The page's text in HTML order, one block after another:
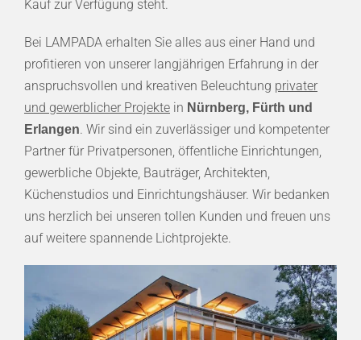
Kauf zur Verfügung steht.
Bei LAMPADA erhalten Sie alles aus einer Hand und
profitieren von unserer langjährigen Erfahrung in der
anspruchsvollen und kreativen Beleuchtung privater
und gewerblicher Projektein Nürnberg, Fürth und
Erlangen. Wir sind ein zuverlässiger und kompetenter
Partner für Privatpersonen, öffentliche Einrichtungen,
gewerbliche Objekte, Bauträger, Architekten,
Küchenstudios und Einrichtungshäuser. Wir bedanken
uns herzlich bei unseren tollen Kunden und freuen uns
auf weitere spannende Lichtprojekte.